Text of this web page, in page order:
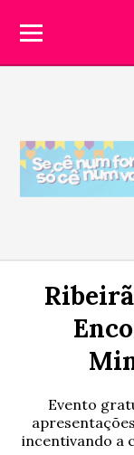
Evento
incentivando a